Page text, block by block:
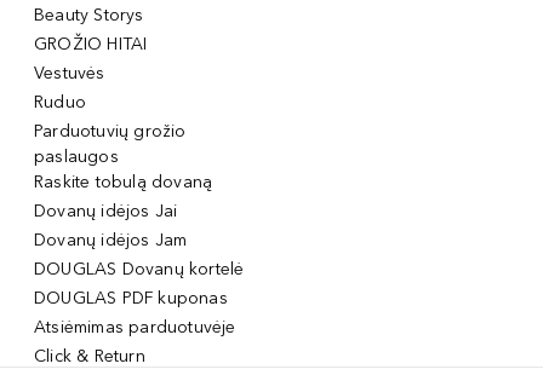
Beauty Storys
GROŽIO HITAI
Vestuvės
Ruduo
Parduotuvių grožio
paslaugos
Raskite tobulą dovaną
Dovanų idėjos Jai
Dovanų idėjos Jam
DOUGLAS Dovanų kortelė
DOUGLAS PDF kuponas
Atsiėmimas parduotuvėje
Click & Return